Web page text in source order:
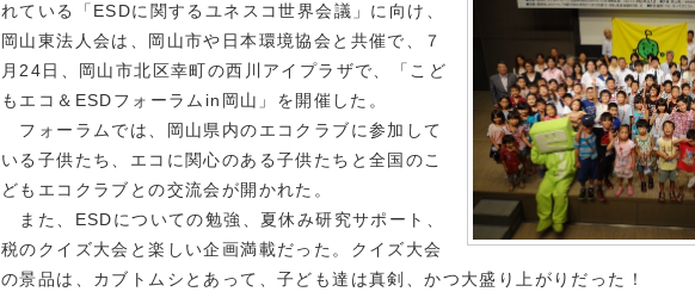
れている「ESDに関するユネスコ世界会議」に向け、
岡山東法人会は、岡山市や日本環境協会と共催で、７
月24日、岡山市北区幸町の西川アイプラザで、「こど
もエコ＆ESDフォーラムin岡山」を開催した。
フォーラムでは、岡山県内のエコクラブに参加して
いる子供たち、エコに関心のある子供たちと全国のこ
どもエコクラブとの交流会が開かれた。
また、ESDについての勉強、夏休み研究サポート、
税のクイズ大会と楽しい企画満載だった。クイズ大会
の景品は、カブトムシとあって、子ども達は真剣、かつ大盛り上がりだった！